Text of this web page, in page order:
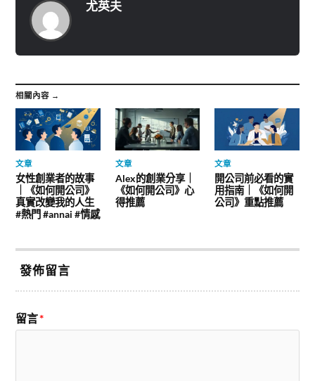
尤英夫
相關內容 →
文章
女性創業者的故事
｜《如何開公司》
真實改變我的人生
#熱門 #annai #情感
文章
Alex的創業分享｜
《如何開公司》心
得推薦
文章
開公司前必看的實
用指南｜《如何開
公司》重點推薦
發佈留言
留言*